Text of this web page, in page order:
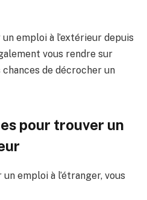
emploi à l’extérieur depuis
vous rendre sur
de décrocher un
pour trouver un
emploi à l’étranger, vous